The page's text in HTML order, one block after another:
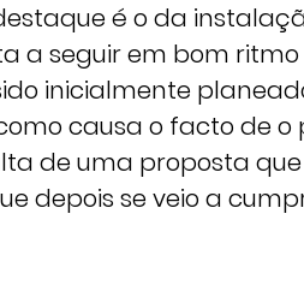
é o da
a seguir em bom
inicialmente
causa o facto de o
de uma proposta que
depois se veio a